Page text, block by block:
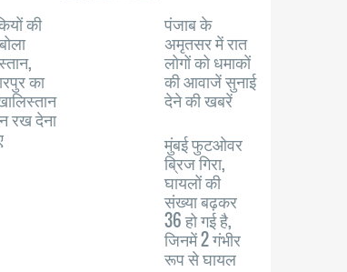
की
का
रख देना
पंजाब के
अमृतसर में रात
लोगों को धमाकों
की आवाजें सुनाई
देने की खबरें
मुंबई फुटओवर
ब्रिज गिरा,
घायलों की
संख्या बढ़कर
36 हो गई है,
जिनमें 2 गंभीर
रूप से घायल